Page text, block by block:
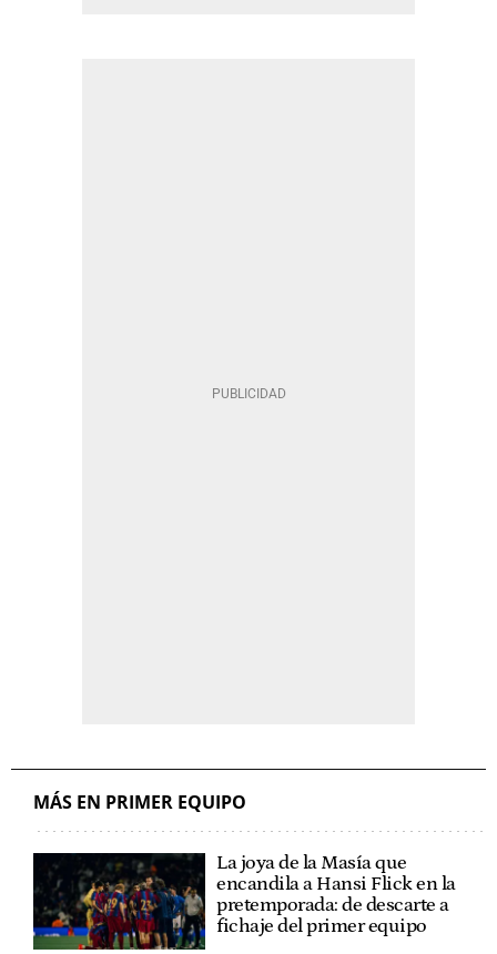
MÁS EN PRIMER EQUIPO
La joya de la Masía que
encandila a Hansi Flick en la
pretemporada: de descarte a
fichaje del primer equipo